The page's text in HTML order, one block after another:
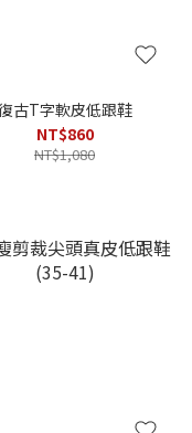
古T字軟皮低跟鞋
NT$860
NT$1,080